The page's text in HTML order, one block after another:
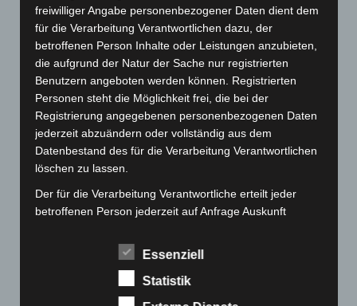
Januar 2026(122)
Dezember 2025(103)
November 2025(114)
Oktober 2025(112)
September 2025 (93)
August 2025(90)
Juli 2025(90)
Mai 2025 (112)
(96)
freiwilliger Angabe personenbezogener Daten dient dem
für die Verarbeitung Verantwortlichen dazu, der
betroffenen Person Inhalte oder Leistungen anzubieten,
die aufgrund der Natur der Sache nur registrierten
Benutzern angeboten werden können. Registrierten
Personen steht die Möglichkeit frei, die bei der
Registrierung angegebenen personenbezogenen Daten
jederzeit abzuändern oder vollständig aus dem
Datenbestand des für die Verarbeitung Verantwortlichen
löschen zu lassen.
Der für die Verarbeitung Verantwortliche erteilt jeder
betroffenen Person jederzeit auf Anfrage Auskunft
betroffene Person gespeichert sind. Ferner berichtigt
oder löscht der für die Verarbeitung Verantwortliche
personenbezogene Daten auf Wunsch oder Hinweis der
betroffenen Person, soweit dem keine gesetzlichen
Essenziell
Statistik